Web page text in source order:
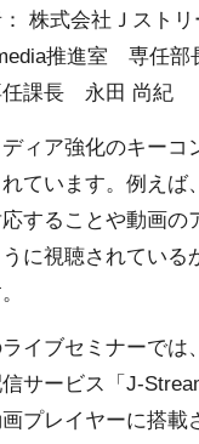
株式会社Ｊストリ
推進室 専任
課長 永田 尚紀
ィア強化のキーコ
ています。例えば
することや動画の
に視聴されている
イブセミナーでは
サービス「J-
プレイヤーに搭載